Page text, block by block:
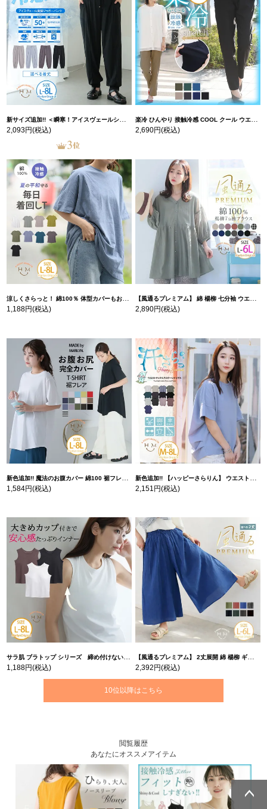
新サイズ追加!! ＜瞬寒！アイスヴェールシリーズ＞ 美脚 ジョガーパンツ 【ウェストゴム】 【ストレッチ】 | 大きいサイズの通販ならハッピーマリリン
2,093円(税込)
楽冷 ひんやり 接触冷感 COOL クール ウエストゴム 楽ちん ストレッチ 美脚 レギパン 【ストレッチ】 | 大きいサイズの通販ならハッピーマリリン
2,690円(税込)
涼しくさらっと！ 綿100％ 体型カバーもお洒落も叶える 風合いコットン ゆるシルエット ドルマン | 大きいサイズの通販ならハッピーマリリン
1,188円(税込)
【風通るプレミアム】 綿 楊柳 七分袖 ウエストギャザー ブラウス | 大きいサイズの通販ならハッピーマリリン
2,890円(税込)
新色追加!! 魔法のお腹カバー 綿100 裾フレア Tシャツ | 大きいサイズの通販ならハッピーマリリン
1,584円(税込)
新色追加!! 【ハッピーさらりん】 ウエストタック入り スッキリ魅せ コクーントップス | 大きいサイズの通販ならハッピーマリリン
2,151円(税込)
サラ肌 ブラトップ シリーズ 締め付けない リブ タンクトップ | 大きいサイズの通販ならハッピーマリリン
1,188円(税込)
【風通るプレミアム】 2丈展開 綿 楊柳 ギャザー フレア スカンツ 【ウェストゴム】 | 大きいサイズの通販ならハッピーマリリン
2,392円(税込)
10位以降はこちら
閲覧履歴
あなたにオススメアイテム